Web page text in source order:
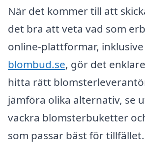
När det kommer till att
det bra att veta vad som
online-plattformar, inklusive
blombud.se, gör det
hitta rätt
jämföra olika alternativ, se
vackra blomsterbuketter
som passar bäst för tillfället.